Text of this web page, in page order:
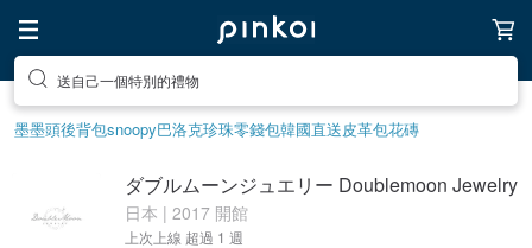
送自己一個特別的禮物
墨墨頭後背包snoopy巴洛克珍珠零錢包韓國直送皮革包花磚
ダブルムーンジュエリー Doublemoon Jewelry
日本 | 2017 開館
上次上線 超過 1 週